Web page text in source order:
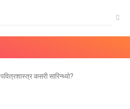
पवित्रशास्‍त्र कसरी सारिन्थ्यो?